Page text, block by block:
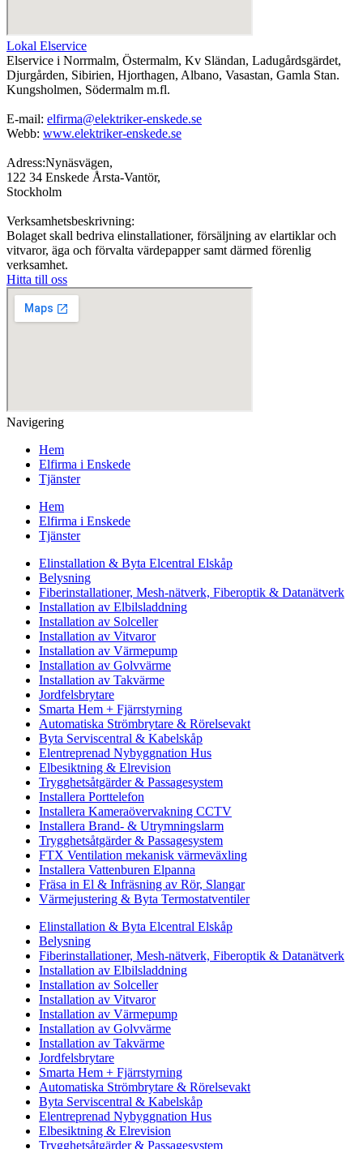
Lokal Elservice
Elservice i Norrmalm, Östermalm, Kv Sländan, Ladugårdsgärdet,
Djurgården, Sibirien, Hjorthagen, Albano, Vasastan, Gamla Stan.
Kungsholmen, Södermalm m.fl.
E-mail: elfirma@elektriker-enskede.se
Webb: www.elektriker-enskede.se
Adress:Nynäsvägen,
122 34 Enskede Årsta-Vantör,
Stockholm
Verksamhetsbeskrivning:
Bolaget skall bedriva elinstallationer, försäljning av elartiklar och
vitvaror, äga och förvalta värdepapper samt därmed förenlig
verksamhet.
Hitta till oss
Navigering
Hem
Elfirma i Enskede
Tjänster
Hem
Elfirma i Enskede
Tjänster
Elinstallation & Byta Elcentral Elskåp
Belysning
Fiberinstallationer, Mesh-nätverk, Fiberoptik & Datanätverk
Installation av Elbilsladdning
Installation av Solceller
Installation av Vitvaror
Installation av Värmepump
Installation av Golvvärme
Installation av Takvärme
Jordfelsbrytare
Smarta Hem + Fjärrstyrning
Automatiska Strömbrytare & Rörelsevakt
Byta Serviscentral & Kabelskåp
Elentreprenad Nybyggnation Hus
Elbesiktning & Elrevision
Trygghetsåtgärder & Passagesystem
Installera Porttelefon
Installera Kameraövervakning CCTV
Installera Brand- & Utrymningslarm
Trygghetsåtgärder & Passagesystem
FTX Ventilation mekanisk värmeväxling
Installera Vattenburen Elpanna
Fräsa in El & Infräsning av Rör, Slangar
Värmejustering & Byta Termostatventiler
Elinstallation & Byta Elcentral Elskåp
Belysning
Fiberinstallationer, Mesh-nätverk, Fiberoptik & Datanätverk
Installation av Elbilsladdning
Installation av Solceller
Installation av Vitvaror
Installation av Värmepump
Installation av Golvvärme
Installation av Takvärme
Jordfelsbrytare
Smarta Hem + Fjärrstyrning
Automatiska Strömbrytare & Rörelsevakt
Byta Serviscentral & Kabelskåp
Elentreprenad Nybyggnation Hus
Elbesiktning & Elrevision
Trygghetsåtgärder & Passagesystem